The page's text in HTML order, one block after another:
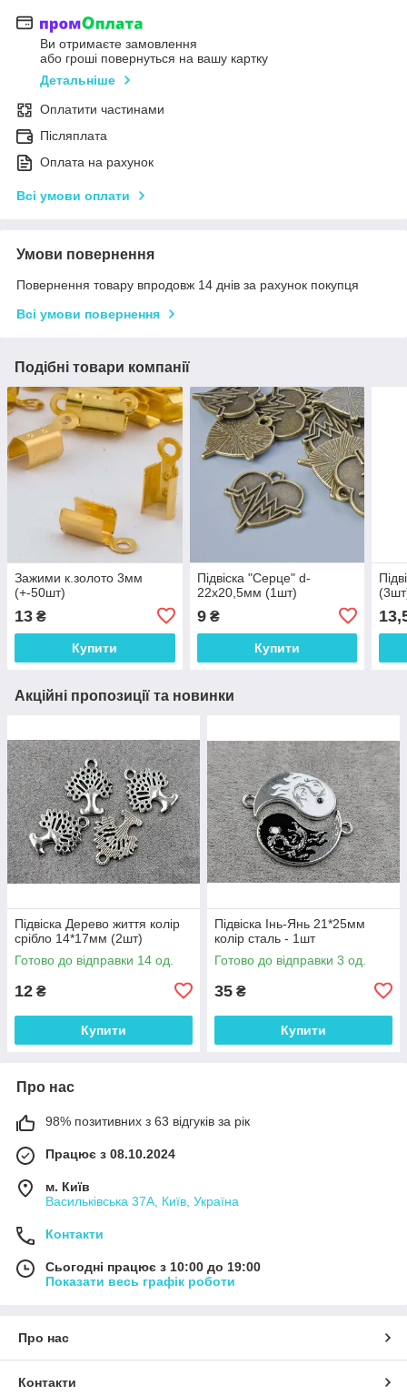
Ви отримаєте замовлення
або гроші повернуться на вашу картку
Детальніше
Оплатити частинами
Післяплата
Оплата на рахунок
Всі умови оплати
Умови повернення
Повернення товару впродовж 14 днів за рахунок покупця
Всі умови повернення
Подібні товари компанії
Зажими к.золото 3мм
(+-50шт)
13 ₴
Купити
Підвіска "Серце" d-
22х20,5мм (1шт)
9₴
Купити
Акційні пропозиції та новинки
Підвіска Дерево життя колір
срібло 14*17мм (2шт)
Готово до відправки 14 од.
12 ₴
Купити
Підвіска Інь-Янь 21*25мм
колір сталь - 1шт
Готово до відправки 3 од.
35 ₴
Купити
Про нас
98% позитивних з 63 відгуків за рік
Працює з 08.10.2024
м. Київ
Васильківська 37А, Київ, Україна
Контакти
Сьогодні працює з 10:00 до 19:00
Показати весь графік роботи
Про нас
Контакти